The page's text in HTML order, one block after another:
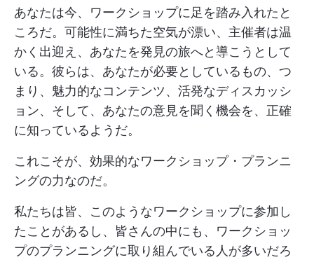
あなたは今、ワークショップに足を踏み入れたと
ころだ。可能性に満ちた空気が漂い、主催者は温
かく出迎え、あなたを発見の旅へと導こうとして
いる。彼らは、あなたが必要としているもの、つ
まり、魅力的なコンテンツ、活発なディスカッシ
ョン、そして、あなたの意見を聞く機会を、正確
に知っているようだ。
これこそが、効果的なワークショップ・プランニ
ングの力なのだ。
私たちは皆、このようなワークショップに参加し
たことがあるし、皆さんの中にも、ワークショッ
プのプランニングに取り組んでいる人が多いだろ